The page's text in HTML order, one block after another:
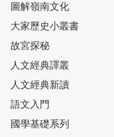
⑰
圖解嶺南文化
大家歷史小叢書
故宮探秘
人文經典譯叢
人文經典新讀
語文入門
國學基礎系列